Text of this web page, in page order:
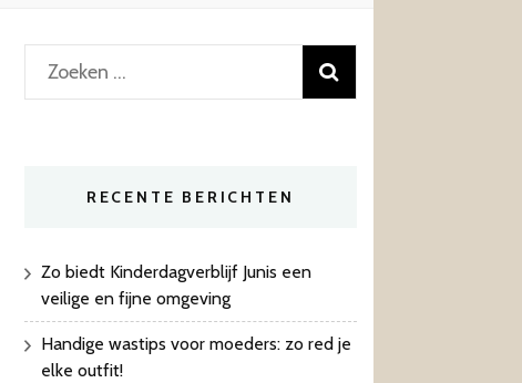
Zoeken
naar:
RECENTE BERICHTEN
Zo biedt Kinderdagverblijf Junis een
veilige en fijne omgeving
Handige wastips voor moeders: zo red je
elke outfit!